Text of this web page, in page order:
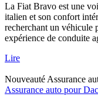
La Fiat Bravo est une
italien et son confort
recherchant un véhicule
expérience de conduite
Lire
Nouveauté Assurance
Assurance auto pour